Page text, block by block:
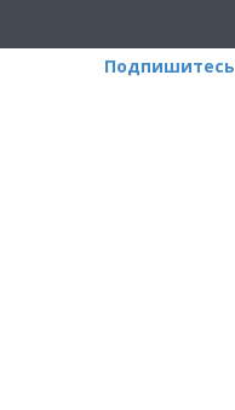
Подпишитесь